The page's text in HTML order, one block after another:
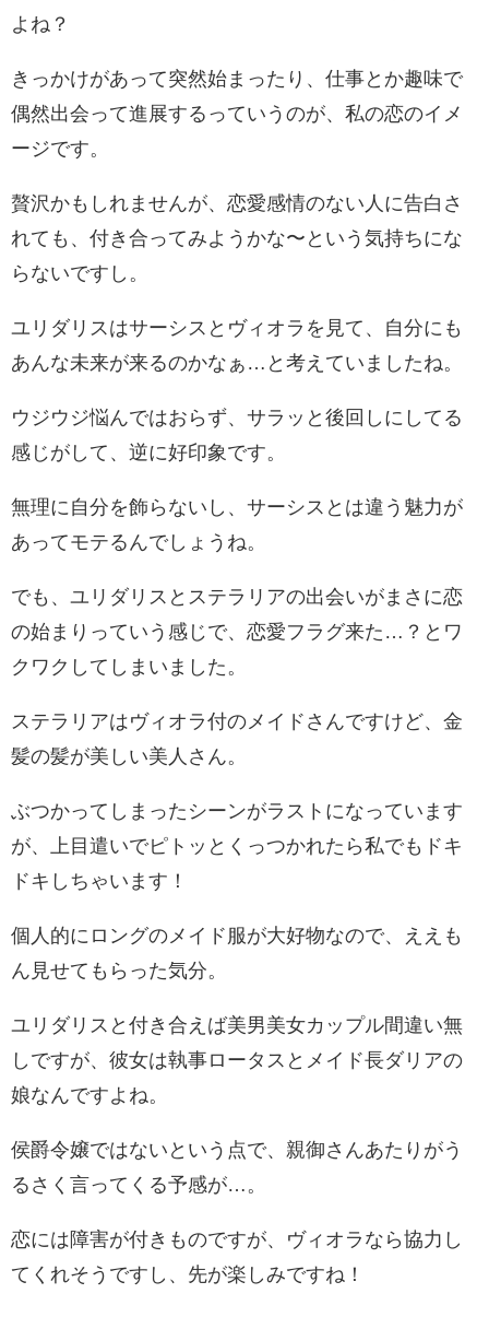
よね？
きっかけがあって突然始まったり、仕事とか趣味で
偶然出会って進展するっていうのが、私の恋のイメ
ージです。
贅沢かもしれませんが、恋愛感情のない人に告白さ
れても、付き合ってみようかな〜という気持ちにな
らないですし。
ユリダリスはサーシスとヴィオラを見て、自分にも
あんな未来が来るのかなぁ…と考えていましたね。
ウジウジ悩んではおらず、サラッと後回しにしてる
感じがして、逆に好印象です。
無理に自分を飾らないし、サーシスとは違う魅力が
あってモテるんでしょうね。
でも、ユリダリスとステラリアの出会いがまさに恋
の始まりっていう感じで、恋愛フラグ来た…？とワ
クワクしてしまいました。
ステラリアはヴィオラ付のメイドさんですけど、金
髪の髪が美しい美人さん。
ぶつかってしまったシーンがラストになっています
が、上目遣いでピトッとくっつかれたら私でもドキ
ドキしちゃいます！
個人的にロングのメイド服が大好物なので、ええも
ん見せてもらった気分。
ユリダリスと付き合えば美男美女カップル間違い無
しですが、彼女は執事ロータスとメイド長ダリアの
娘なんですよね。
侯爵令嬢ではないという点で、親御さんあたりがう
るさく言ってくる予感が…。
恋には障害が付きものですが、ヴィオラなら協力し
てくれそうですし、先が楽しみですね！